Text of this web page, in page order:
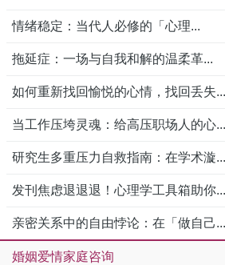
情绪稳定：当代人必修的「心理...
拖延症：一场与自我和解的温柔革...
如何重新找回愉悦的心情，找回丢失...
当工作压垮灵魂：给高压职场人的心...
研究生多重压力自救指南：在学术漩...
发刊焦虑退退退！心理学工具箱助你...
亲密关系中的自由悖论：在「做自己...
婚姻爱情家庭咨询